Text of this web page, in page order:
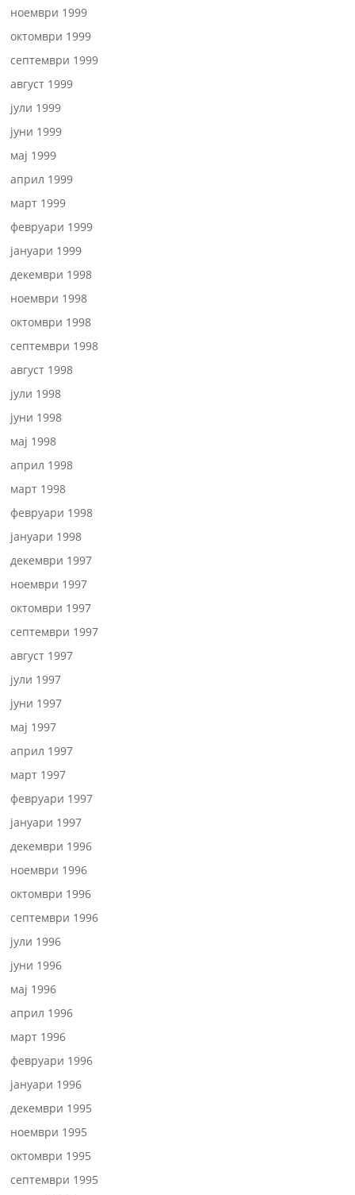
ноември 1999
октомври 1999
септември 1999
август 1999
јули 1999
јуни 1999
мај 1999
април 1999
март 1999
февруари 1999
јануари 1999
декември 1998
ноември 1998
октомври 1998
септември 1998
август 1998
јули 1998
јуни 1998
мај 1998
април 1998
март 1998
февруари 1998
јануари 1998
декември 1997
ноември 1997
октомври 1997
септември 1997
август 1997
јули 1997
јуни 1997
мај 1997
април 1997
март 1997
февруари 1997
јануари 1997
декември 1996
ноември 1996
октомври 1996
септември 1996
јули 1996
јуни 1996
мај 1996
април 1996
март 1996
февруари 1996
јануари 1996
декември 1995
ноември 1995
октомври 1995
септември 1995